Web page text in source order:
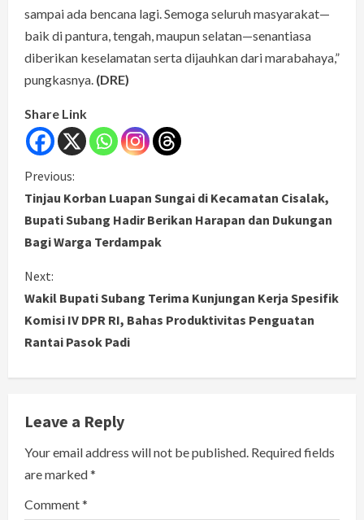
sampai ada bencana lagi. Semoga seluruh masyarakat—
baik di pantura, tengah, maupun selatan—senantiasa
diberikan keselamatan serta dijauhkan dari marabahaya,”
pungkasnya. (DRE)
Share Link
C
o
n
t
i
n
u
e
R
e
Previous:
Tinjau Korban Luapan Sungai di Kecamatan Cisalak,
Bupati Subang Hadir Berikan Harapan dan Dukungan
Bagi Warga Terdampak
Next:
Wakil Bupati Subang Terima Kunjungan Kerja Spesifik
Komisi IV DPR RI, Bahas Produktivitas Penguatan
Rantai Pasok Padi
Leave a Reply
Your email address will not be published. Required fields
are marked*
Comment*